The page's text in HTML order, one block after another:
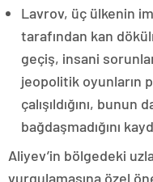
Lavrov, üç ülkenin
tarafından kan
geçiş, insani
jeopolitik oyunların
çalışıldığını,
bağdaşmadığını
Aliyev’in bölgedeki
vurgulamasına özel